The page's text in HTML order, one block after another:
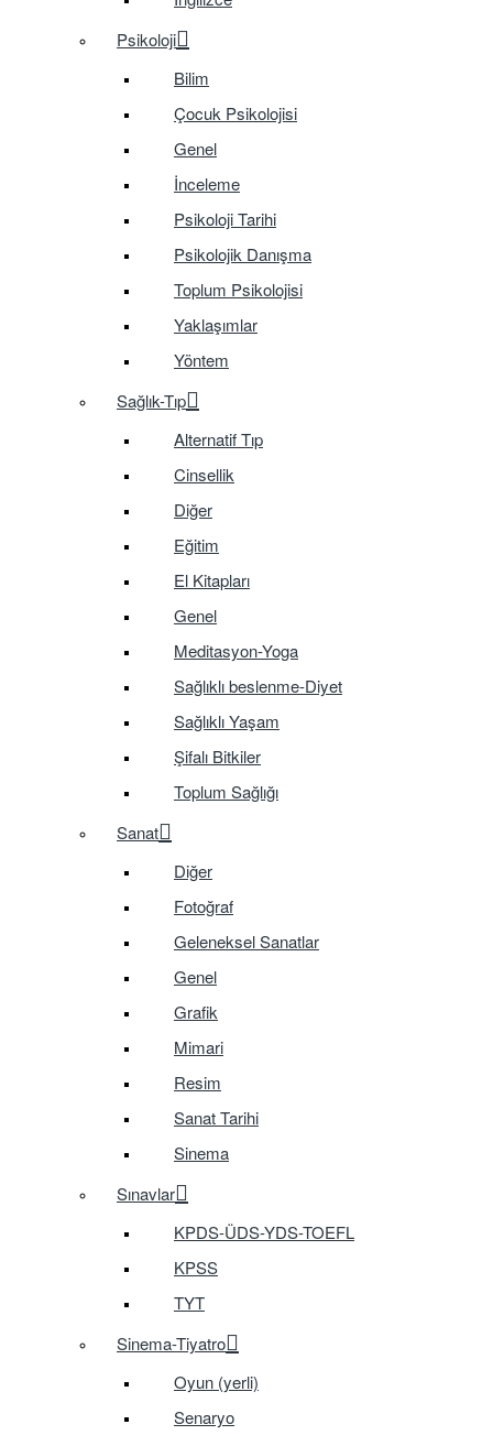
Psikoloji
Bilim
Çocuk Psikolojisi
Genel
İnceleme
Psikoloji Tarihi
Psikolojik Danışma
Toplum Psikolojisi
Yaklaşımlar
Yöntem
Sağlık-Tıp
Alternatif Tıp
Cinsellik
Diğer
Eğitim
El Kitapları
Genel
Meditasyon-Yoga
Sağlıklı beslenme-Diyet
Sağlıklı Yaşam
Şifalı Bitkiler
Toplum Sağlığı
Sanat
Diğer
Fotoğraf
Geleneksel Sanatlar
Genel
Grafik
Mimari
Resim
Sanat Tarihi
Sinema
Sınavlar
KPDS-ÜDS-YDS-TOEFL
KPSS
TYT
Sinema-Tiyatro
Oyun (yerli)
Senaryo